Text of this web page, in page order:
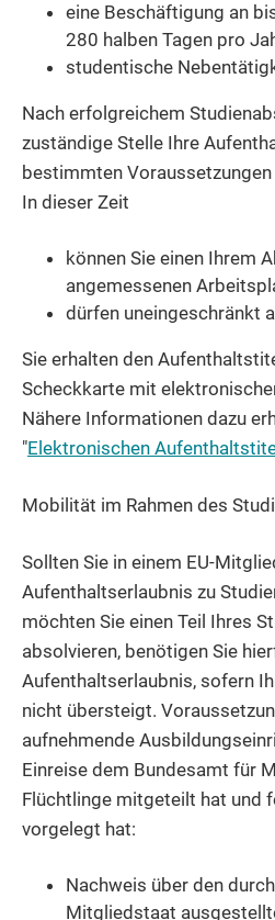
eine Beschäftigung an
280 halben Tagen pro
studentische
Nach erfolgreichem
zuständige Stelle Ihre
bestimmten
In dieser Zeit
können Sie einen Ihrem
angemessenen
dürfen uneingeschränkt
Sie erhalten den
Scheckkarte mit
Nähere Informationen dazu
"Elektronischen
Mobilität im Rahmen des
Sollten Sie in einem EU-
Aufenthaltserlaubnis zu
möchten Sie einen Teil Ihres
absolvieren, benötigen Sie
Aufenthaltserlaubnis, sofern
nicht übersteigt.
aufnehmende
Einreise dem Bundesamt für
Flüchtlinge mitgeteilt hat und
vorgelegt hat:
Nachweis über den
Mitgliedstaat